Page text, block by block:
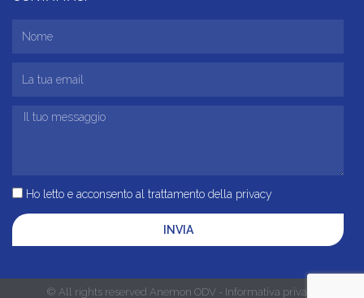
Ho letto e acconsento al trattamento della privacy
INVIA
© All rights reserved Anemon ODV - Informativa privacy